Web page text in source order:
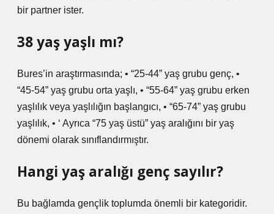
bir partner ister.
38 yaş yaşlı mı?
Bures’in araştırmasında; • “25-44” yaş grubu genç, •
“45-54” yaş grubu orta yaşlı, • “55-64” yaş grubu erken
yaşlılık veya yaşlılığın başlangıcı, • “65-74” yaş grubu
yaşlılık, • ‘ Ayrıca “75 yaş üstü” yaş aralığını bir yaş
dönemi olarak sınıflandırmıştır.
Hangi yaş aralığı genç sayılır?
Bu bağlamda gençlik toplumda önemli bir kategoridir.